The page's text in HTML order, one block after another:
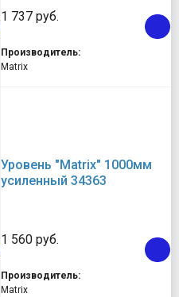
1 737 руб.
Производитель:
Matrix
Уровень "Matrix" 1000мм
усиленный 34363
1 560 руб.
Производитель:
Matrix